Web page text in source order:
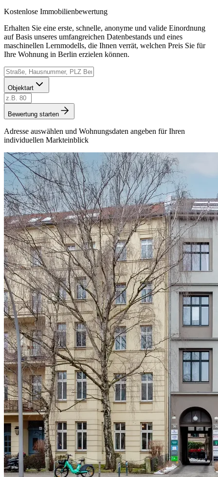
Kostenlose Immobilienbewertung
Erhalten Sie eine erste, schnelle, anonyme und valide Einordnung
auf Basis unseres umfangreichen Datenbestands und eines
maschinellen Lernmodells, die Ihnen verrät, welchen Preis Sie für
Ihre Wohnung in Berlin erzielen können.
Objektart
Bewertung starten
Adresse auswählen und Wohnungsdaten angeben für Ihren
individuellen Markteinblick